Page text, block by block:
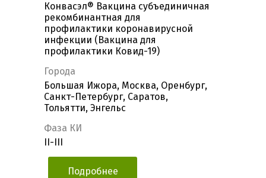
Конвасэл® Вакцина субъединичная
рекомбинантная для
профилактики коронавирусной
инфекции (Вакцина для
профилактики Ковид-19)
Города
Большая Ижора, Москва, Оренбург,
Санкт-Петербург, Саратов,
Тольятти, Энгельс
Фаза КИ
II-III
Подробнее